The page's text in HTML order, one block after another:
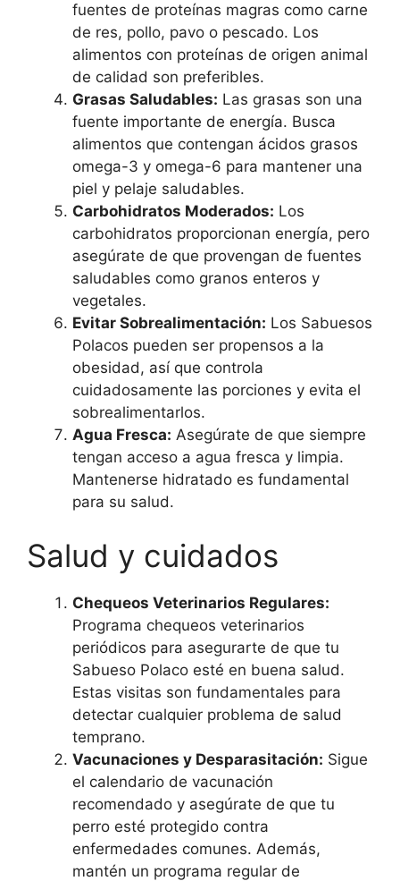
fuentes de proteínas magras como carne
de res, pollo, pavo o pescado. Los
alimentos con proteínas de origen animal
de calidad son preferibles.
Grasas Saludables: Las grasas son una
fuente importante de energía. Busca
alimentos que contengan ácidos grasos
omega-3 y omega-6 para mantener una
piel y pelaje saludables.
Carbohidratos Moderados: Los
carbohidratos proporcionan energía, pero
asegúrate de que provengan de fuentes
saludables como granos enteros y
vegetales.
Evitar Sobrealimentación: Los Sabuesos
Polacos pueden ser propensos a la
obesidad, así que controla
cuidadosamente las porciones y evita el
sobrealimentarlos.
Agua Fresca: Asegúrate de que siempre
tengan acceso a agua fresca y limpia.
Mantenerse hidratado es fundamental
para su salud.
Salud y cuidados
Chequeos Veterinarios Regulares:
Programa chequeos veterinarios
periódicos para asegurarte de que tu
Sabueso Polaco esté en buena salud.
Estas visitas son fundamentales para
detectar cualquier problema de salud
temprano.
Vacunaciones y Desparasitación: Sigue
el calendario de vacunación
recomendado y asegúrate de que tu
perro esté protegido contra
enfermedades comunes. Además,
mantén un programa regular de